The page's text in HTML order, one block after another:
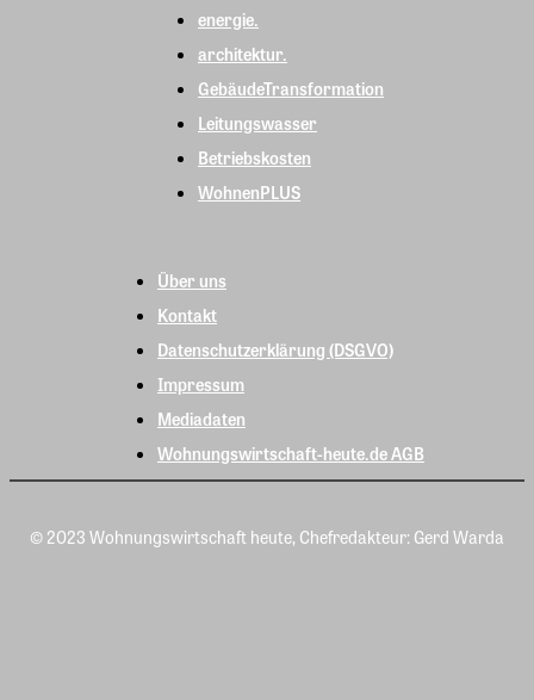
energie.
architektur.
GebäudeTransformation
Leitungswasser
Betriebskosten
WohnenPLUS
Über uns
Kontakt
Datenschutzerklärung (DSGVO)
Impressum
Mediadaten
Wohnungswirtschaft-heute.de AGB
© 2023 Wohnungswirtschaft heute, Chefredakteur: Gerd Warda